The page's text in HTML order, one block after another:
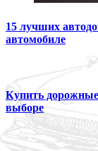
15 лучших
автомобиле
Купить
выборе